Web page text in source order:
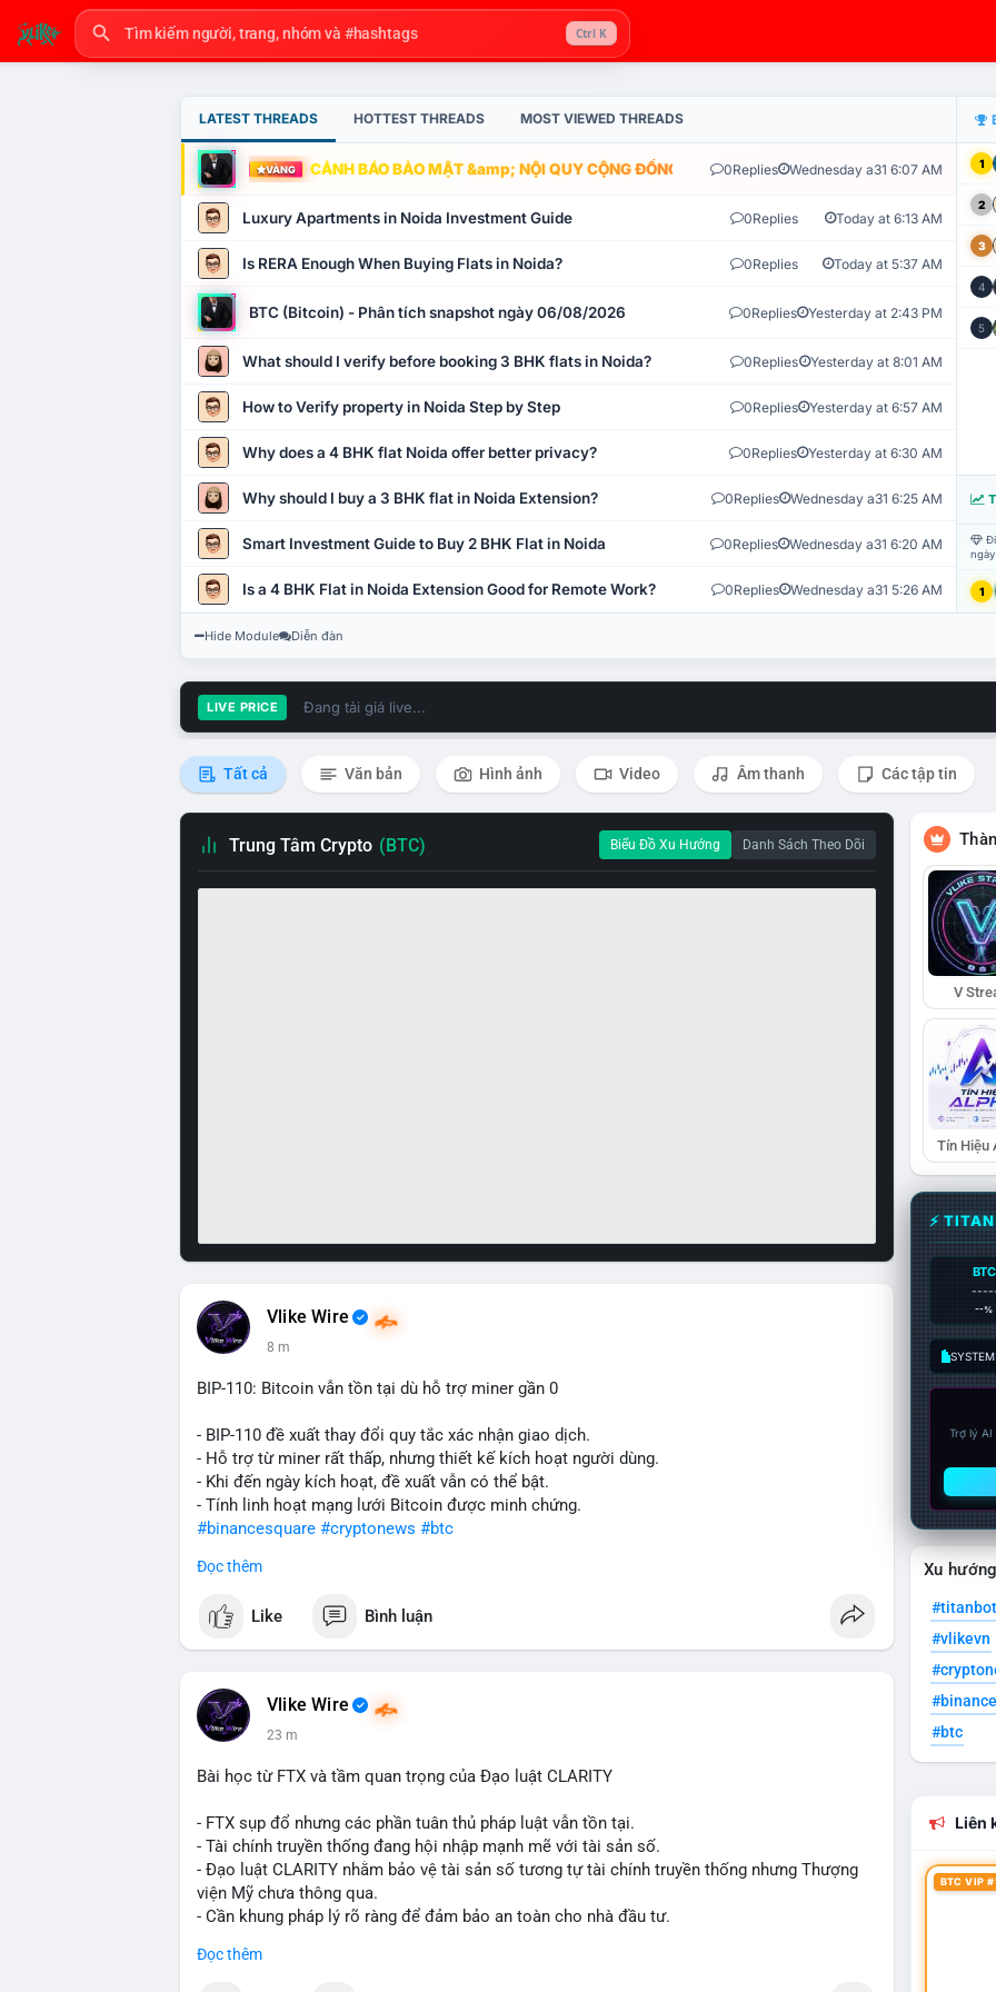
Ctrl K
LATEST THREADS HOTTEST THREADS MOST VIEWED THREADS
VÀNG CẢNH BÁO BẢO MẬT &amp; NỘI QUY CỘNG ĐỒNG VLIKE.VN: HỆ THỐNG GIÁM SÁT TỰ
0Replies Wednesday a31 6:07 AM
Luxury Apartments in Noida Investment Guide 0Replies Today at 6:13 AM
Is RERA Enough When Buying Flats in Noida? 0Replies Today at 5:37 AM
BTC (Bitcoin) - Phân tích snapshot ngày 06/08/2026 0Replies Yesterday at 2:43 PM
What should I verify before booking 3 BHK flats in Noida? 0Replies Yesterday at 8:01 AM
How to Verify property in Noida Step by Step 0Replies Yesterday at 6:57 AM
Why does a 4 BHK flat Noida offer better privacy? 0Replies Yesterday at 6:30 AM
Why should I buy a 3 BHK flat in Noida Extension? 0Replies Wednesday a31 6:25 AM
Smart Investment Guide to Buy 2 BHK Flat in Noida 0Replies Wednesday a31 6:20 AM
Is a 4 BHK Flat in Noida Extension Good for Remote Work? 0Replies Wednesday a31 5:26 AM
1
2
3
4
5
1
Hide Module Diễn đàn
LIVE PRICE Đang tải giá live...
Tất cả Văn bản Hình ảnh Video Âm thanh Các tập tin
Trung Tâm Crypto (BTC) Biểu Đồ Xu Hướng Danh Sách Theo Dõi
Vlike Wire
8 m
BIP-110: Bitcoin vẫn tồn tại dù hỗ trợ miner gần 0
- BIP-110 đề xuất thay đổi quy tắc xác nhận giao dịch.
- Hỗ trợ từ miner rất thấp, nhưng thiết kế kích hoạt người dùng.
- Khi đến ngày kích hoạt, đề xuất vẫn có thể bật.
- Tính linh hoạt mạng lưới Bitcoin được minh chứng.
#binancesquare #cryptonews #btc
$btc
#vlikevn #titanbot
Đọc thêm
Like Bình luận
Vlike Wire
24 m
Bài học từ FTX và tầm quan trọng của Đạo luật CLARITY
- FTX sụp đổ nhưng các phần tuân thủ pháp luật vẫn tồn tại.
- Tài chính truyền thống đang hội nhập mạnh mẽ với tài sản số.
- Đạo luật CLARITY nhằm bảo vệ tài sản số tương tự tài chính truyền thống nhưng Thượng
viện Mỹ chưa thông qua.
- Cần khung pháp lý rõ ràng để đảm bảo an toàn cho nhà đầu tư.
#binancesquare
Đọc thêm
V
Tín Hiệu
⚡
BTC
--%
Trợ lý
Xu
#titanbot
#vlikevn
#btc
Liên
BTC VIP